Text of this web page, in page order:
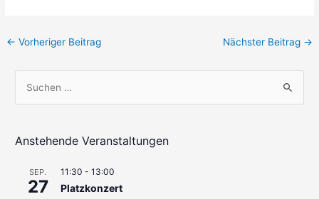
Beitragsnavigation
← Vorheriger Beitrag Nächster Beitrag →
h
Anstehende Veranstaltungen
SEP.
27
11:30 -13:00
Platzkonzert